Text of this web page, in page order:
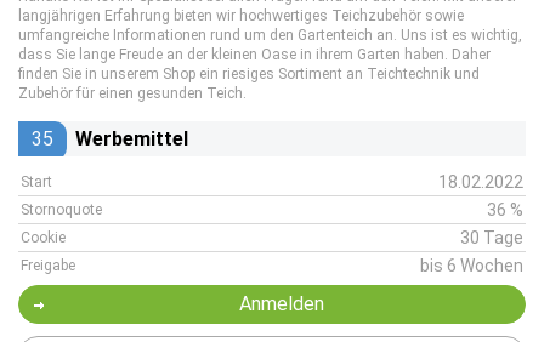
langjährigen Erfahrung bieten wir hochwertiges Teichzubehör sowie
umfangreiche Informationen rund um den Gartenteich an. Uns ist es wichtig,
dass Sie lange Freude an der kleinen Oase in ihrem Garten haben. Daher
finden Sie in unserem Shop ein riesiges Sortiment an Teichtechnik und
Zubehör für einen gesunden Teich.
35 Werbemittel
Start 18.02.2022
Stornoquote 36 %
Cookie 30 Tage
Freigabe bis 6 Wochen
Anmelden